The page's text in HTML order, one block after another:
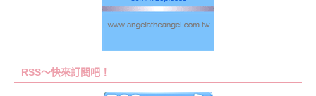
RSS～快來訂閱吧！